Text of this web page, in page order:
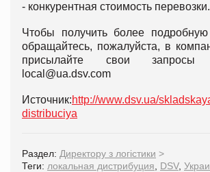
- конкурентная стоимость перевозки.
Чтобы получить более
обращайтесь, пожалуйста, в
присылайте свои
local@ua.dsv.com
Источник:http://www.dsv.ua/
distribuciya
Раздел: Директору з логістики >
Теги: локальная дистрибуция DSV,